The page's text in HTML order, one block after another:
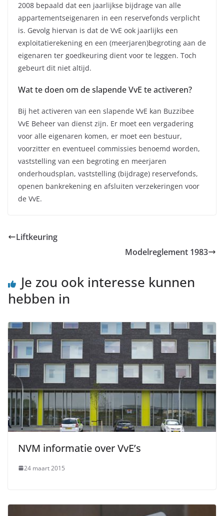
2008 bepaald dat een jaarlijkse bijdrage van alle
appartementseigenaren in een reservefonds verplicht
is. Gevolg hiervan is dat de VvE ook jaarlijks een
exploitatierekening en een (meerjaren)begroting aan de
eigenaren ter goedkeuring dient voor te leggen. Toch
gebeurt dit niet altijd.
Wat te doen om de slapende VvE te activeren?
Bij het activeren van een slapende VvE kan Buzzibee
VvE Beheer van dienst zijn. Er moet een vergadering
voor alle eigenaren komen, er moet een bestuur,
voorzitter en eventueel commissies benoemd worden,
vaststelling van een begroting en meerjaren
onderhoudsplan, vaststelling (bijdrage) reservefonds,
openen bankrekening en afsluiten verzekeringen voor
de VvE.
Liftkeuring
Modelreglement 1983
Je zou ook interesse kunnen
hebben in
NVM informatie over VvE’s
24 maart 2015